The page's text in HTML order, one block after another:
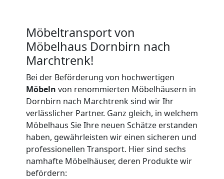
Möbeltransport von
Möbelhaus Dornbirn nach
Marchtrenk!
Bei der Beförderung von hochwertigen
Möbeln von renommierten Möbelhäusern in
Dornbirn nach Marchtrenk sind wir Ihr
verlässlicher Partner. Ganz gleich, in welchem
Möbelhaus Sie Ihre neuen Schätze erstanden
haben, gewährleisten wir einen sicheren und
professionellen Transport. Hier sind sechs
namhafte Möbelhäuser, deren Produkte wir
befördern: